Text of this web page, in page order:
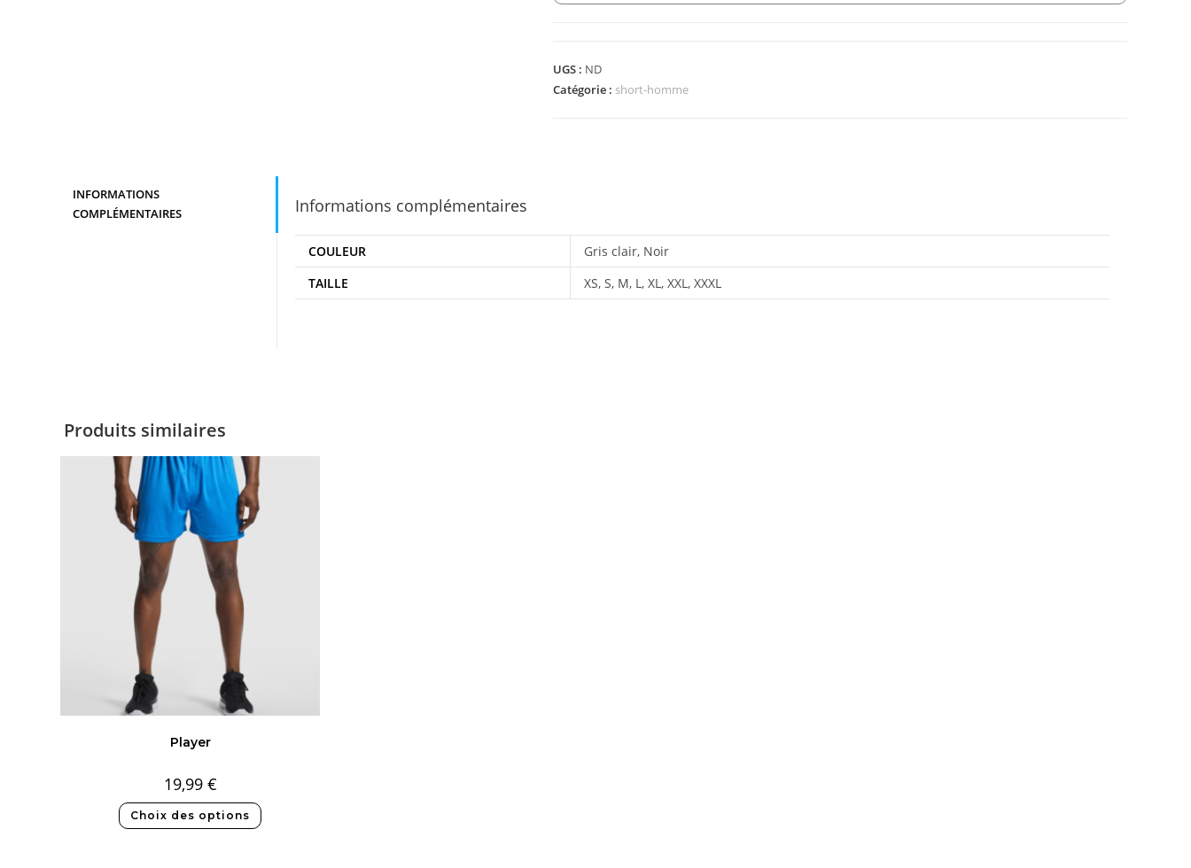
UGS : ND
Catégorie : short-homme
INFORMATIONS
COMPLÉMENTAIRES
Informations complémentaires
COULEUR
Gris clair, Noir
TAILLE
XS, S, M, L, XL, XXL, XXXL
Produits similaires
Player
19,99 €
Choix des options